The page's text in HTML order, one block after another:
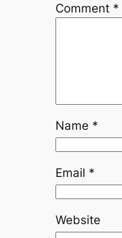
Comment *
Name *
Email *
Website